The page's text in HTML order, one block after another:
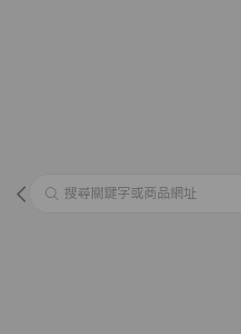
搜尋關鍵字或商品網址